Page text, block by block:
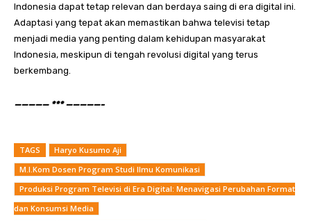
Indonesia dapat tetap relevan dan berdaya saing di era digital ini.
Adaptasi yang tepat akan memastikan bahwa televisi tetap
menjadi media yang penting dalam kehidupan masyarakat
Indonesia, meskipun di tengah revolusi digital yang terus
berkembang.
————— *** —————-
TAGS
Haryo Kusumo Aji
M.I.Kom Dosen Program Studi Ilmu Komunikasi
Produksi Program Televisi di Era Digital: Menavigasi Perubahan Format
dan Konsumsi Media